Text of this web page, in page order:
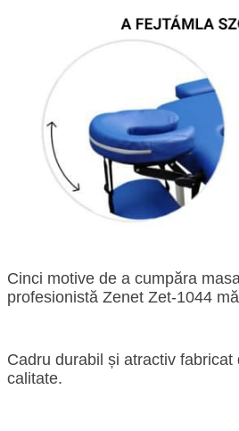
Cinci motive de a cumpăra
profesionistă Zenet Zet-1044
Cadru durabil și atractiv
calitate.